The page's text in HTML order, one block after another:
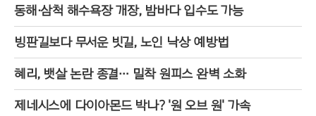
동해·삼척 해수욕장 개장, 밤바다 입수도 가능
빙판길보다 무서운 빗길, 노인 낙상 예방법
혜리, 뱃살 논란 종결… 밀착 원피스 완벽 소화
제네시스에 다이아몬드 박나? '원 오브 원' 가속